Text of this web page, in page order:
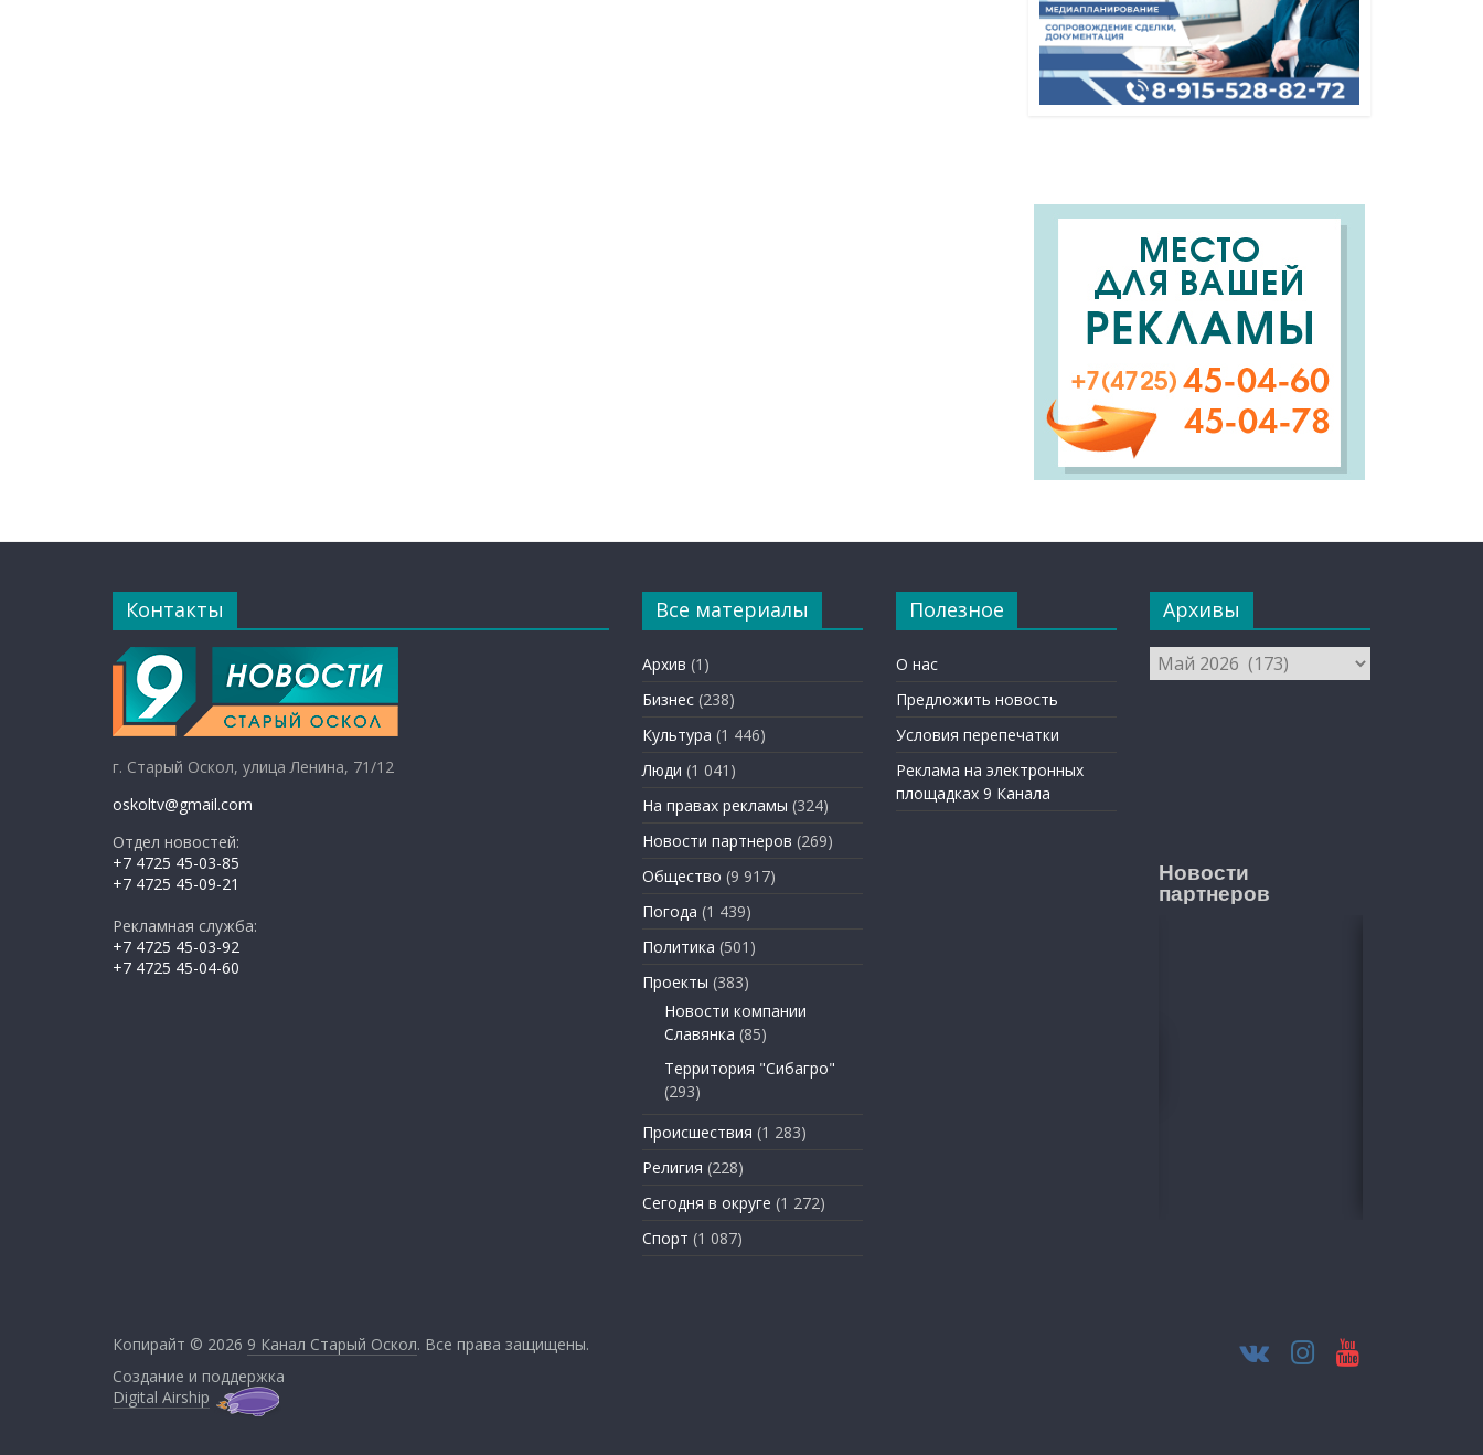
Контакты
г. Старый Оскол, улица Ленина, 71/12
oskoltv@gmail.com
Отдел новостей:
+7 4725 45-03-85
+7 4725 45-09-21
Рекламная служба:
+7 4725 45-03-92
+7 4725 45-04-60
Все материалы
Архив (1)
Бизнес (238)
Культура (1 446)
Люди (1 041)
На правах рекламы (324)
Новости партнеров (269)
Общество (9 917)
Погода (1 439)
Политика (501)
Проекты (383)
Новости компании
Славянка (85)
Территория "Сибагро"
(293)
Происшествия (1 283)
Религия (228)
Сегодня в округе (1 272)
Спорт (1 087)
Полезное
О нас
Предложить новость
Условия перепечатки
Реклама на электронных
площадках 9 Канала
Архивы
Архивы
Новости
партнеров
Копирайт © 2026 9 Канал Старый Оскол. Все права защищены.
Создание и поддержка
Digital Airship